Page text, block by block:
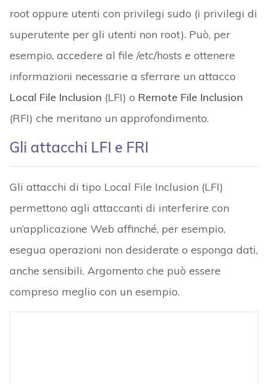
root oppure utenti con privilegi sudo (i privilegi di
superutente per gli utenti non root). Può, per
esempio, accedere al file /etc/hosts e ottenere
informazioni necessarie a sferrare un attacco
Local File Inclusion (LFI) o Remote File Inclusion
(RFI) che meritano un approfondimento.
Gli attacchi LFI e FRI
Gli attacchi di tipo Local File Inclusion (LFI)
permettono agli attaccanti di interferire con
un’applicazione Web affinché, per esempio,
esegua operazioni non desiderate o esponga dati,
anche sensibili. Argomento che può essere
compreso meglio con un esempio.